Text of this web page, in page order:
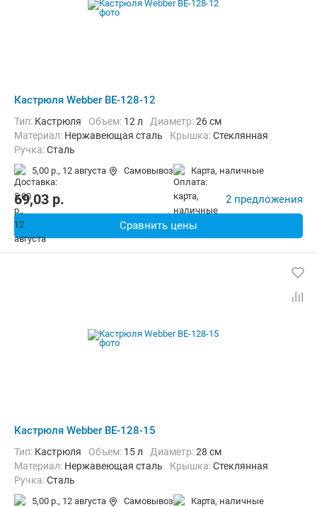
Кастрюля Webber BE-128-12
Тип: Кастрюля Объем: 12 л Диаметр:26 см
материал: Нержавеющая сталь крышка:Стеклянная
ручка:Сталь
5,00 р., 12 августа Самовывоз карта, наличные
69,03 p. 2 предложения
Сравнить цены
Кастрюля Webber BE-128-15
Тип: Кастрюля Объем: 15 л Диаметр:28 см
материал: Нержавеющая сталь крышка:Стеклянная
ручка:Сталь
5,00 р., 12 августа Самовывоз карта, наличные